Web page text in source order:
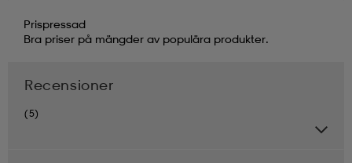
Prispressad
Bra priser på mängder av populära produkter.
Recensioner
(5)